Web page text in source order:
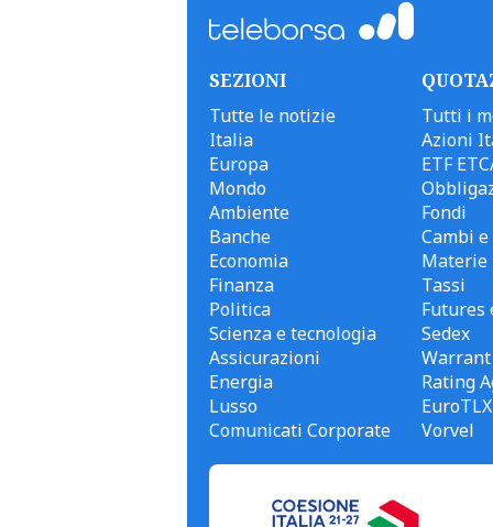
SEZIONI
Tutte le notizie
Italia
Europa
Mondo
Ambiente
Banche
Economia
Finanza
Politica
Scienza e tecnologia
Assicurazioni
Energia
Lusso
Comunicati Corporate
Tutti i
Azioni
ETF
Fondi
Cambi
Materie
Tassi
Futures
Sedex
Warrant
Rating
EuroTLX
Vorvel